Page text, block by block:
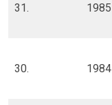
31.​ 1985
30.​ ​1984